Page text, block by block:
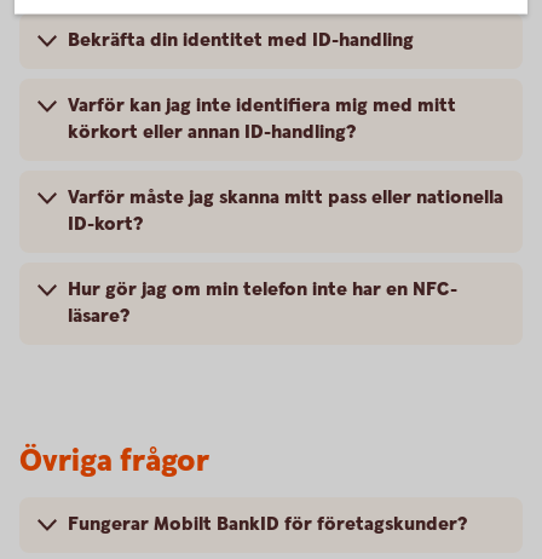
Bekräfta din identitet med ID-handling
Varför kan jag inte identifiera mig med mitt
körkort eller annan ID-handling?
Varför måste jag skanna mitt pass eller nationella
ID-kort?
Hur gör jag om min telefon inte har en NFC-
läsare?
Övriga frågor
Fungerar Mobilt BankID för företagskunder?